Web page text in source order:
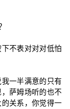
不表对对对低怕
一半满意的只有
萨姆场听的也不
关系，你觉得一